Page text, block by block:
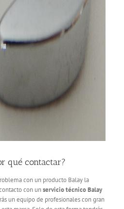
qué contactar?
con un producto Balay la
con unservicio técnico Balay
un equipo de profesionales con gran